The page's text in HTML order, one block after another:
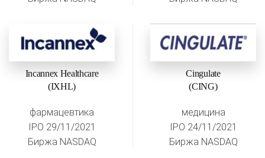
Incannex Healthcare
(IXHL)
фармацевтика
IPO 29/11/2021
Биржа NASDAQ
Cingulate
(CING)
медицина
IPO 24/11/2021
Биржа NASDAQ